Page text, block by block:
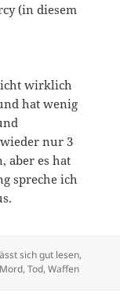
(in diesem
wirklich
hat wenig
nur 3
aber es hat
spreche ich
sich gut lesen,
Mord,Tod,Waffen